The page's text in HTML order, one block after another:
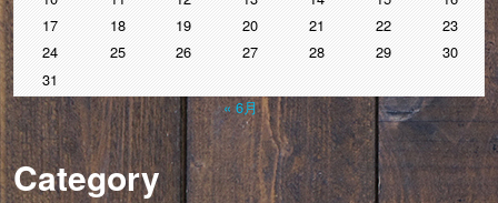
17
18 19 20 21 22
23
24
25 26 27 28 29
30
31
« 6月
Category